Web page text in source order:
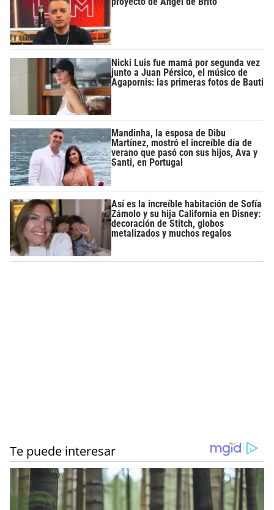
Nicki Luis fue mamá por segunda vez
junto a Juan Pérsico, el músico de
Agapornis: las primeras fotos de Bauti
Mandinha, la esposa de Dibu
Martínez, mostró el increíble día de
verano que pasó con sus hijos, Ava y
Santi, en Portugal
Así es la increíble habitación de Sofía
Zámolo y su hija California en Disney:
decoración de Stitch, globos
metalizados y muchos regalos